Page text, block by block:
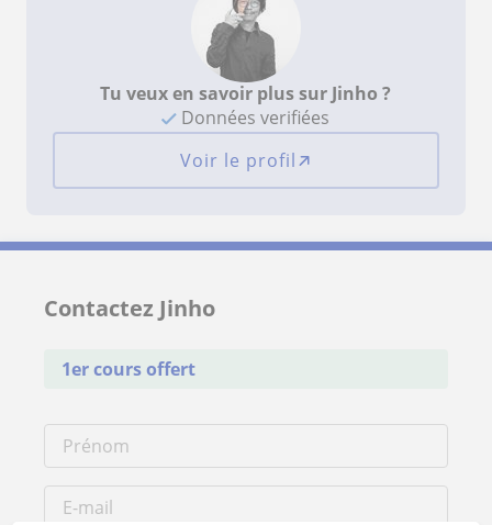
Tu veux en savoir plus sur Jinho ?
Données verifiées
Voir le profil
Contactez Jinho
1er cours offert